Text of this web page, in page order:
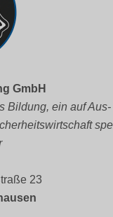
GmbH
Bildung, ein auf
23